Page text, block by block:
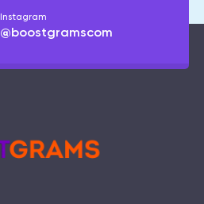
Instagram
@boostgramscom